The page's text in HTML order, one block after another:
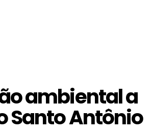
ambiental a
Santo Antônio